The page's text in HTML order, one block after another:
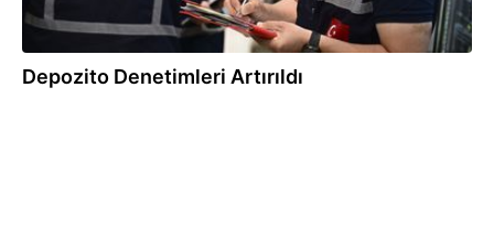
Depozito Denetimleri Artırıldı